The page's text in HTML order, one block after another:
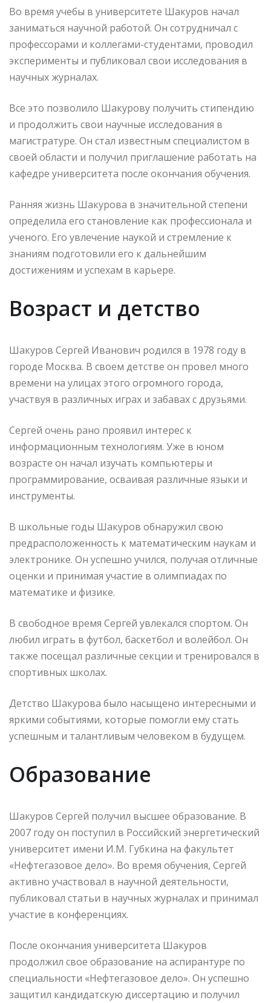
Во время учебы в университете Шакуров начал
заниматься научной работой. Он сотрудничал с
профессорами и коллегами-студентами, проводил
эксперименты и публиковал свои исследования в
научных журналах.
Все это позволило Шакурову получить стипендию
и продолжить свои научные исследования в
магистратуре. Он стал известным специалистом в
своей области и получил приглашение работать на
кафедре университета после окончания обучения.
Ранняя жизнь Шакурова в значительной степени
определила его становление как профессионала и
ученого. Его увлечение наукой и стремление к
знаниям подготовили его к дальнейшим
достижениям и успехам в карьере.
Возраст и детство
Шакуров Сергей Иванович родился в 1978 году в
городе Москва. В своем детстве он провел много
времени на улицах этого огромного города,
участвуя в различных играх и забавах с друзьями.
Сергей очень рано проявил интерес к
информационным технологиям. Уже в юном
возрасте он начал изучать компьютеры и
программирование, осваивая различные языки и
инструменты.
В школьные годы Шакуров обнаружил свою
предрасположенность к математическим наукам и
электронике. Он успешно учился, получая отличные
оценки и принимая участие в олимпиадах по
математике и физике.
В свободное время Сергей увлекался спортом. Он
любил играть в футбол, баскетбол и волейбол. Он
также посещал различные секции и тренировался в
спортивных школах.
Детство Шакурова было насыщено интересными и
яркими событиями, которые помогли ему стать
успешным и талантливым человеком в будущем.
Образование
Шакуров Сергей получил высшее образование. В
2007 году он поступил в Российский энергетический
университет имени И.М. Губкина на факультет
«Нефтегазовое дело». Во время обучения, Сергей
активно участвовал в научной деятельности,
публиковал статьи в научных журналах и принимал
участие в конференциях.
После окончания университета Шакуров
продолжил свое образование на аспирантуре по
специальности «Нефтегазовое дело». Он успешно
защитил кандидатскую диссертацию и получил